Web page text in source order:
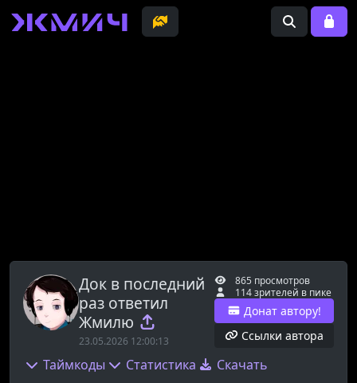
Док в последний
раз ответил
Жмилю
23.05.2026 12:00:13
865 просмотров
114 зрителей в пике
Донат автору!
Ссылки автора
Таймкоды Статистика Скачать